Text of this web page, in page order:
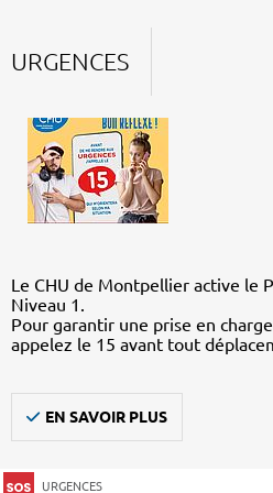
URGENCES
Le CHU de Montpellier active le
Niveau 1.
Pour garantir une prise en
appelez le 15 avant tout
EN SAVOIR PLUS
URGENCES